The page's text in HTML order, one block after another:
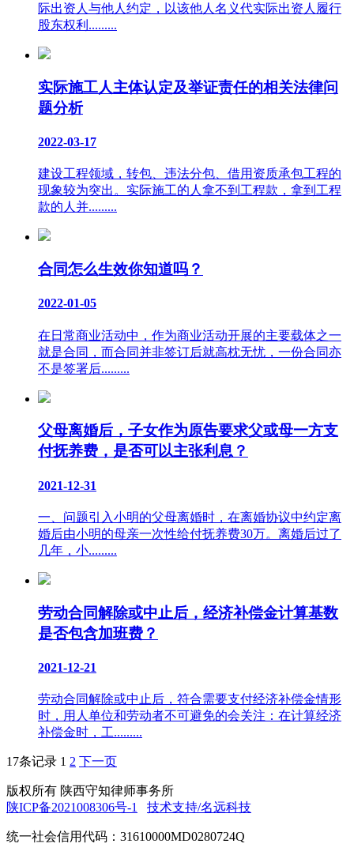
际出资人与他人约定，以该他人名义代实际出资人履行
股东权利.........
实际施工人主体认定及举证责任的相关法律问
题分析
2022-03-17
建设工程领域，转包、违法分包、借用资质承包工程的
现象较为突出。实际施工的人拿不到工程款，拿到工程
款的人并.........
合同怎么生效你知道吗？
2022-01-05
在日常商业活动中，作为商业活动开展的主要载体之一
就是合同，而合同并非签订后就高枕无忧，一份合同亦
不是签署后.........
父母离婚后，子女作为原告要求父或母一方支
付抚养费，是否可以主张利息？
2021-12-31
一、问题引入小明的父母离婚时，在离婚协议中约定离
婚后由小明的母亲一次性给付抚养费30万。离婚后过了
几年，小.........
劳动合同解除或中止后，经济补偿金计算基数
是否包含加班费？
2021-12-21
劳动合同解除或中止后，符合需要支付经济补偿金情形
时，用人单位和劳动者不可避免的会关注：在计算经济
补偿金时，工.........
17条记录 1 2 下一页
版权所有 陕西守知律师事务所
陕ICP备2021008306号-1
技术支持/名远科技
统一社会信用代码：31610000MD0280724Q